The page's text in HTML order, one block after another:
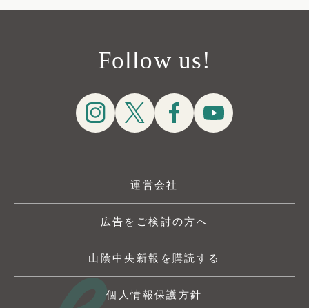
Follow us!
運営会社
広告をご検討の方へ
山陰中央新報を購読する
個人情報保護方針